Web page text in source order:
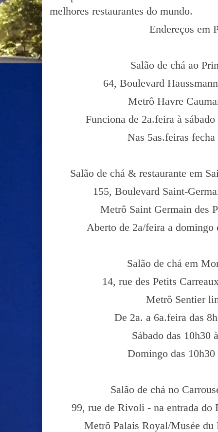
melhores restaurantes do mundo.
Endereços em
Salão de chá ao
64, Boulevard
Metrô Havre
Funciona de 2a.feira à
Nas 5as.feiras fecha
Salão de chá & restaurante em
155, Boulevard Saint-
Metrô Saint Germain des
Aberto de 2a/feira a domingo
Salão de chá em
14, rue des Petits
Metrô Sentier
De 2a. a 6a.feira das
Sábado das 10h30
Domingo das 10h30
Salão de chá no
99, rue de Rivoli - na entrada do
Metrô Palais Royal/Musée du